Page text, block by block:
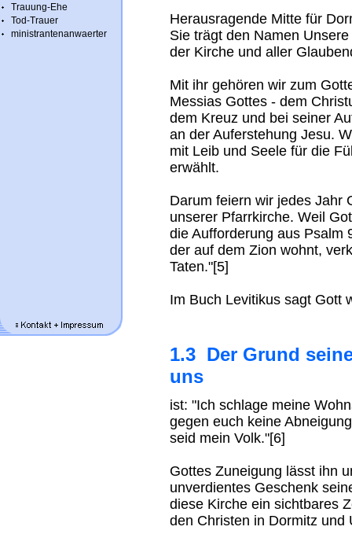
Trauung-Ehe
Tod-Trauer
ministrantenanwaerter
Herausragende Mitte für
Sie trägt den Namen
der Kirche und aller
Mit ihr gehören wir zum
Messias Gottes - dem
dem Kreuz und bei seiner
an der Auferstehung Jesu.
mit Leib und Seele für die
erwählt.
Darum feiern wir jedes Jahr
unserer Pfarrkirche. Weil
die Aufforderung aus Psalm
der auf dem Zion wohnt,
Taten."[5]
Im Buch Levitikus sagt Gott
1.3 Der Grund
uns
ist: "Ich schlage meine
gegen euch keine
seid mein Volk."[6]
Gottes Zuneigung lässt ihn
unverdientes Geschenk
diese Kirche ein sichtbares
den Christen in Dormitz und